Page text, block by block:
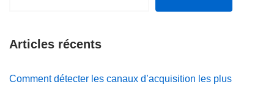
Articles récents
Comment détecter les canaux d’acquisition les plus